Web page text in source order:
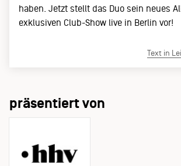
haben. Jetzt stellt das Duo sein neues
exklusiven Club-Show live in Berlin vor!
Text in
präsentiert von